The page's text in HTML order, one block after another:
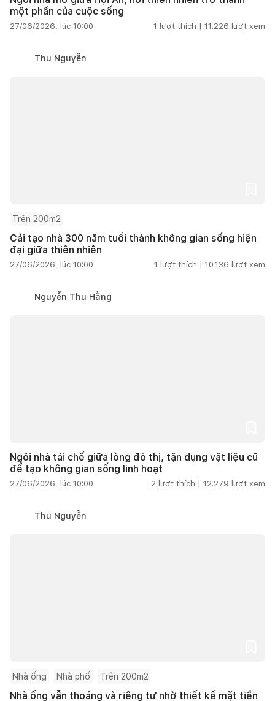
một phần của cuộc sống
27/06/2026, lúc 10:00 1 lượt thích | 11.226 lượt xem
Thu Nguyễn
Trên 200m2
Cải tạo nhà 300 năm tuổi thành không gian sống hiện
đại giữa thiên nhiên
27/06/2026, lúc 10:00 1 lượt thích | 10.136 lượt xem
Nguyễn Thu Hằng
Ngôi nhà tái chế giữa lòng đô thị, tận dụng vật liệu cũ
để tạo không gian sống linh hoạt
27/06/2026, lúc 10:00 2 lượt thích | 12.279 lượt xem
Thu Nguyễn
Nhà ống Nhà phố Trên 200m2
Nhà ống vẫn thoáng và riêng tư nhờ thiết kế mặt tiền